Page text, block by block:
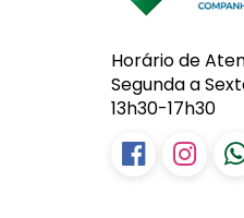
Horário de
Segunda a
13h30-17h30